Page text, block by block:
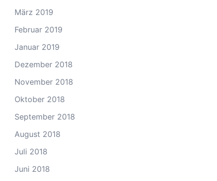
März 2019
Februar 2019
Januar 2019
Dezember 2018
November 2018
Oktober 2018
September 2018
August 2018
Juli 2018
Juni 2018